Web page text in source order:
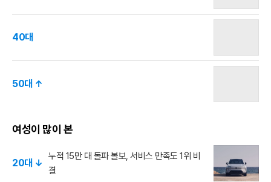
40대
50대 ↑
여성이 많이 본
20대 ↓
누적 15만 대 돌파 볼보, 서비스 만족도 1위 비
결